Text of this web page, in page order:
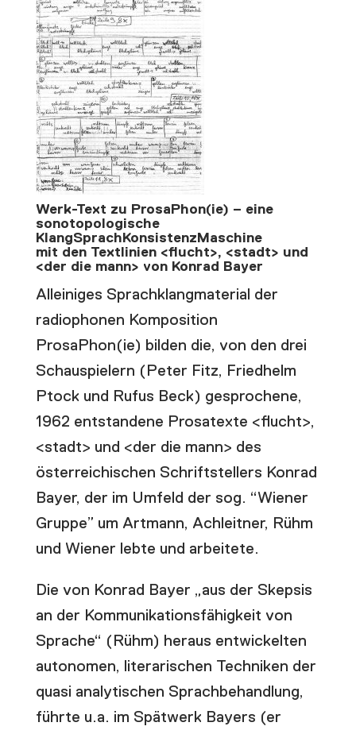
Werk-Text zu ProsaPhon(ie) – eine
sonotopologische
KlangSprachKonsistenzMaschine
mit den Textlinien <flucht>, <stadt> und
<der die mann> von Konrad Bayer
Alleiniges Sprachklangmaterial der
radiophonen Komposition
ProsaPhon(ie) bilden die, von den drei
Schauspielern (Peter Fitz, Friedhelm
Ptock und Rufus Beck) gesprochene,
1962 entstandene Prosatexte <flucht>,
<stadt> und <der die mann> des
österreichischen Schriftstellers Konrad
Bayer, der im Umfeld der sog. “Wiener
Gruppe” um Artmann, Achleitner, Rühm
und Wiener lebte und arbeitete.
Die von Konrad Bayer „aus der Skepsis
an der Kommunikationsfähigkeit von
Sprache“ (Rühm) heraus entwickelten
autonomen, literarischen Techniken der
quasi analytischen Sprachbehandlung,
führte u.a. im Spätwerk Bayers (er